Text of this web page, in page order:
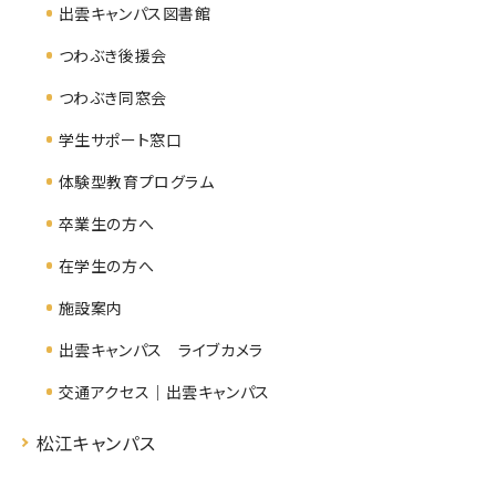
出雲キャンパス図書館
つわぶき後援会
つわぶき同窓会
学生サポート窓口
体験型教育プログラム
卒業生の方へ
在学生の方へ
施設案内
出雲キャンパス ライブカメラ
交通アクセス｜出雲キャンパス
松江キャンパス